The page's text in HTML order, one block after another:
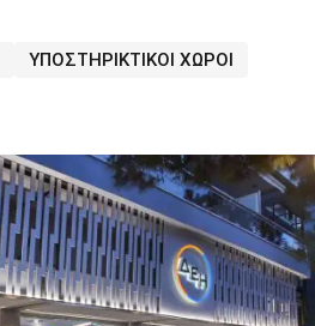
ΥΠΟΣΤΗΡΙΚΤΙΚΟΙ ΧΩΡΟΙ